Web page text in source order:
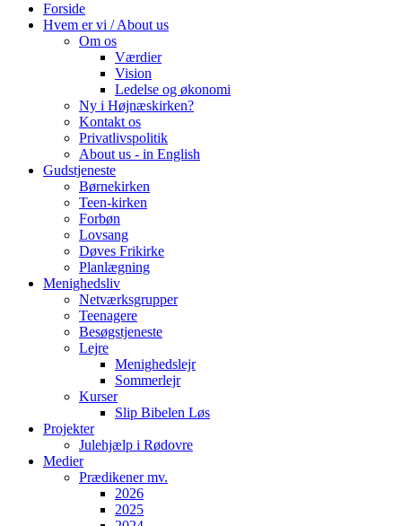
Forside
Hvem er vi / About us
Om os
Værdier
Vision
Ledelse og økonomi
Ny i Højnæskirken?
Kontakt os
Privatlivspolitik
About us - in English
Gudstjeneste
Børnekirken
Teen-kirken
Forbøn
Lovsang
Døves Frikirke
Planlægning
Menighedsliv
Netværksgrupper
Teenagere
Besøgstjeneste
Lejre
Menighedslejr
Sommerlejr
Kurser
Slip Bibelen Løs
Projekter
Julehjælp i Rødovre
Medier
Prædikener mv.
2026
2025